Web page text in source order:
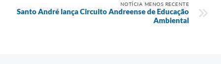
NOTÍCIA MENOS RECENTE
Santo André lança Circuito Andreense de Educação
Ambiental